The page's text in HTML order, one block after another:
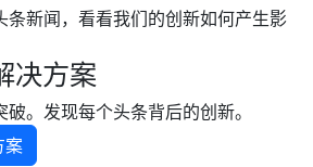
条新闻，看看我们的创新如何产生影
决方案
。发现每个头条背后的创新。
案